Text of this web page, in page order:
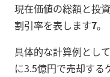
現在価値の総額と投
割引率を表します7。
具体的な計算例とし
に3.5億円で売却する